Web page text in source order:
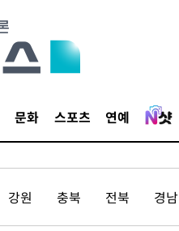
문화 스포츠 연예
강원 충북 전북 경남